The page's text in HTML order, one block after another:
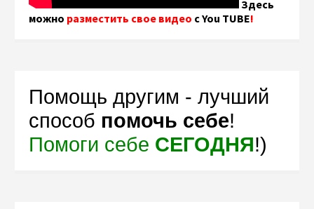
Здесь
можно разместить свое видео с You TUBE!
Помощь другим - лучший
способ помочь себе!
Помоги себе СЕГОДНЯ!)